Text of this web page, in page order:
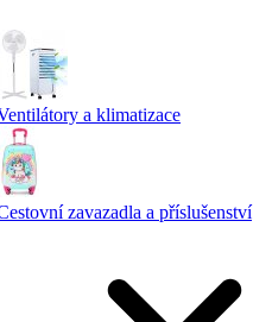
a klimatizace
zavazadla a příslušenství